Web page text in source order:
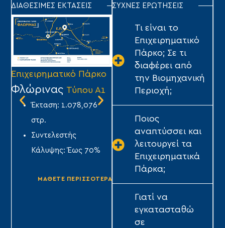
ΔΙΑΘΕΣΙΜΕΣ ΕΚΤΑΣΕΙΣ
Επιχειρηματικό Πάρκο
Φλώρινας Τύπου Α1
Έκταση: 1.078,076
στρ.
Συντελεστής
Κάλυψης: Έως 70%
ΜΑΘΕΤΕ ΠΕΡΙΣΣΟΤΕΡΑ
Επιχειρηματικό Πάρκο
ΤρίποληςΤύπου Α1
Έκταση: 1.640,282
στρ.
Συντελεστής
Κάλυψης: Έως 70%
ΣΥΧΝΕΣ ΕΡΩΤΗΣΕΙΣ
Τι είναι το
Επιχειρηματικό
Πάρκο; Σε τι
διαφέρει από
την Βιομηχανική
Περιοχή;
Ποιος
αναπτύσσει και
λειτουργεί τα
Επιχειρηματικά
Πάρκα;
Γιατί να
εγκατασταθώ
σε